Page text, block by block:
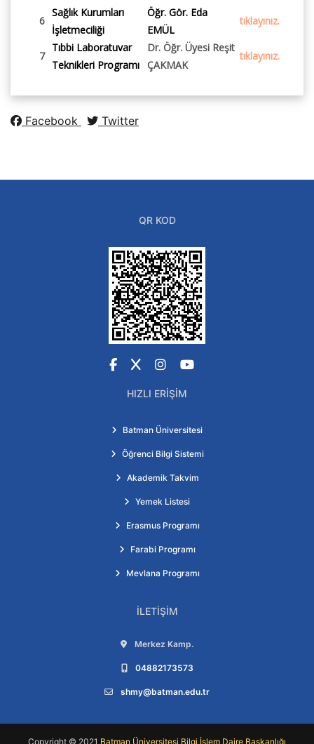
6
Sağlık Kurumları
İşletmeciliği
Öğr. Gör. Eda
EMÜL
tıklayınız.
7
Tıbbi Laboratuvar
Teknikleri Programı
Dr. Öğr. Üyesi Reşit
ÇAKMAK
tıklayınız.
Facebook Twitter
QR KOD
Facebook
X Instagram
YouTube
HIZLI ERIŞIM
Batman Üniversitesi
Öğrenci Bilgi Sistemi
Akademik Takvim
Yemek Listesi
Erasmus Programı
Farabi Programı
Mevlana Programı
İLETIŞIM
Adres:
Merkez Kamp.
Telefon:
04882173573
E-posta:
shmy@batman.edu.tr
Copyright © 2021 Batman Üniversitesi Bilgi İşlem Daire Başkanlığı